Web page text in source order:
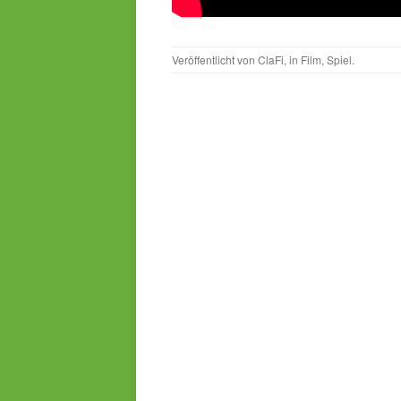
Veröffentlicht von ClaFi, in Film, Spiel.